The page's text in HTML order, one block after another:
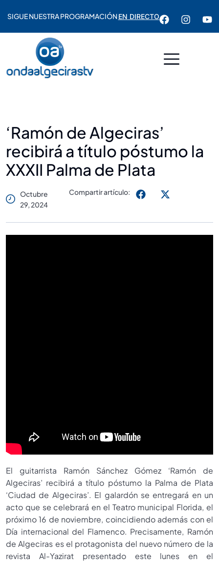
SIGUE NUESTRA PROGRAMACIÓNEN DIRECTO
‘Ramón de Algeciras’
recibirá a título póstumo la
XXXII Palma de Plata
Octubre
29, 2024
Compartir artículo:
El guitarrista Ramón Sánchez Gómez ‘Ramón de
Algeciras’ recibirá a título póstumo la Palma de Plata
‘Ciudad de Algeciras’. El galardón se entregará en un
acto que se celebrará en el Teatro municipal Florida, el
próximo 16 de noviembre, coincidiendo además con el
Día internacional del Flamenco. Precisamente, Ramón
de Algeciras es el protagonista del nuevo número de la
revista Al-Yazirat presentado este lunes en el